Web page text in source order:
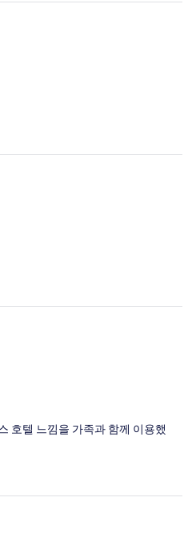
호텔 느낌을 가족과 함께 이용했